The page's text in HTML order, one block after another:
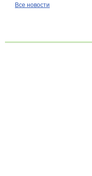
Все новости